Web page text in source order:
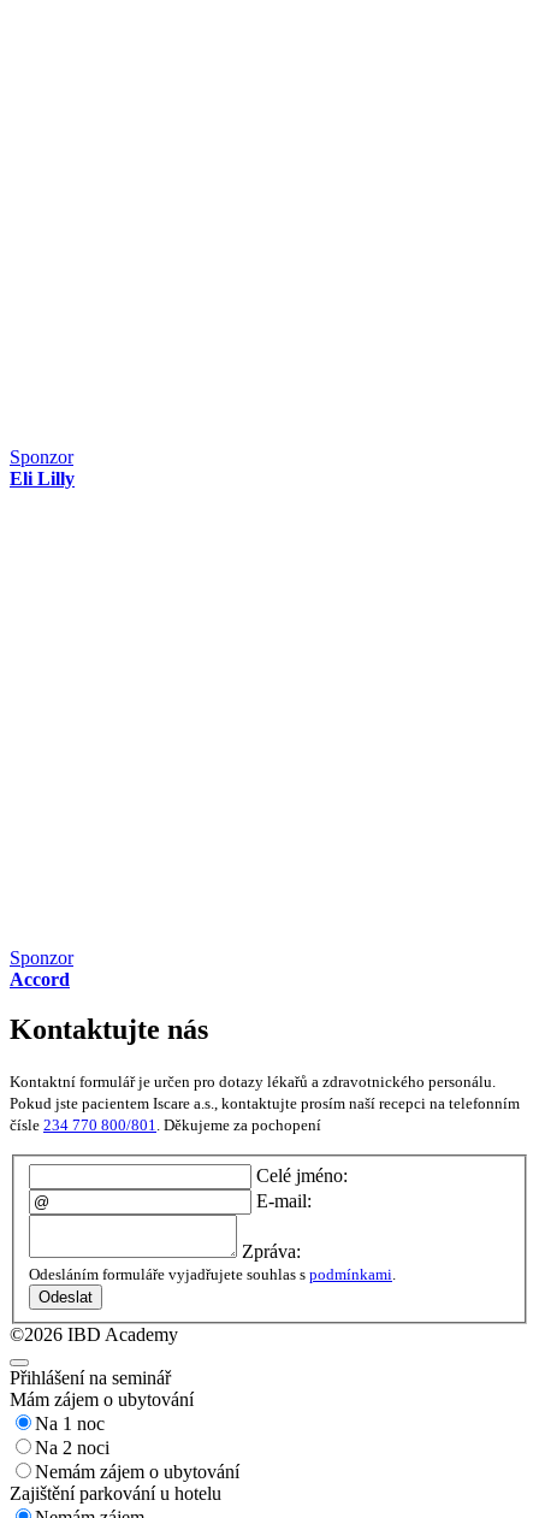
Sponzor
Eli Lilly
Sponzor
Accord
Kontaktujte nás
Kontaktní formulář je určen pro dotazy lékařů a zdravotnického personálu.
Pokud jste pacientem Iscare a.s., kontaktujte prosím naší recepci na telefonním
čísle 234 770 800/801. Děkujeme za pochopení
Celé jméno:
E-mail:
Zpráva:
Odesláním formuláře vyjadřujete souhlas s podmínkami
Odeslat
©2026 IBD Academy
Přihlášení na seminář
Mám zájem o ubytování
Na 1 noc
Na 2 noci
Nemám zájem o ubytování
Zajištění parkování u hotelu